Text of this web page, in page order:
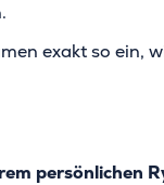
exakt so ein,
persönlichen